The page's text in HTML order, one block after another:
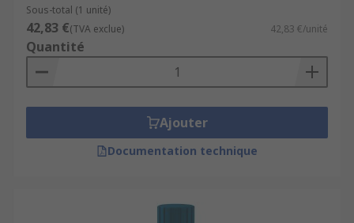
Sous-total (1 unité)
42,83 €(TVA exclue) 42,83 €/unité
Quantité
Ajouter
Documentation technique